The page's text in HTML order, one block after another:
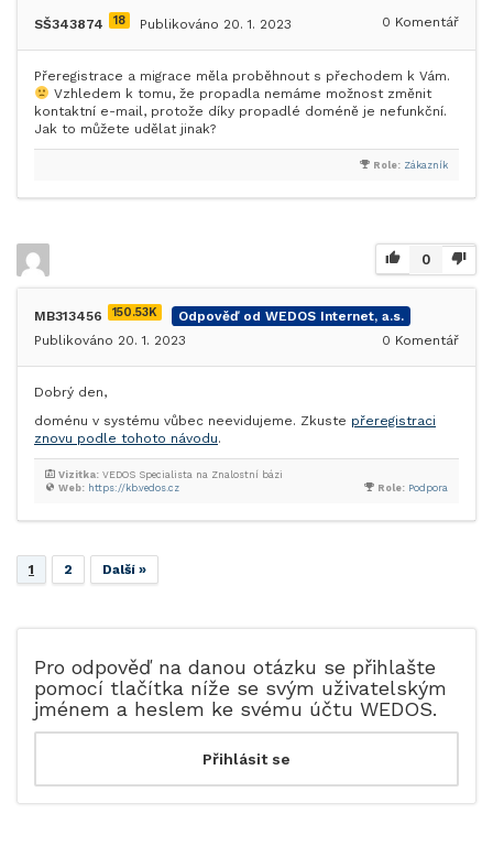
SŠ343874 18 Publikováno 20. 1. 2023 0 Komentář
Přeregistrace a migrace měla proběhnout s přechodem k Vám.
Vzhledem k tomu, že propadla nemáme možnost změnit
kontaktní e-mail, protože díky propadlé doméně je nefunkční.
Jak to můžete udělat jinak?
Role: Zákazník
0
MB313456 150.53K
Odpověď od WEDOS Internet, a.s.
Publikováno 20. 1. 2023
0 Komentář
Dobrý den,
doménu v systému vůbec neevidujeme. Zkuste přeregistraci
znovu podle tohoto návodu.
Role: Podpora
Web: https://kb.vedos.cz
Vizitka: VEDOS Specialista na Znalostní bázi
1 2 Další »
Pro odpověď na danou otázku se přihlašte
pomocí tlačítka níže se svým uživatelským
jménem a heslem ke svému účtu WEDOS.